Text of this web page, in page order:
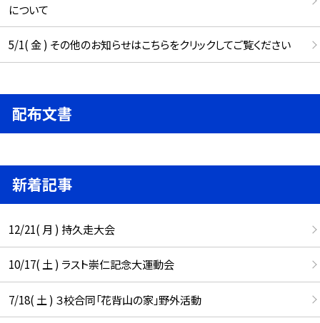
について
5/1( 金 ) その他のお知らせはこちらをクリックしてご覧ください
配布文書
新着記事
12/21( 月 ) 持久走大会
10/17( 土 ) ラスト崇仁記念大運動会
7/18( 土 ) ３校合同「花背山の家」野外活動